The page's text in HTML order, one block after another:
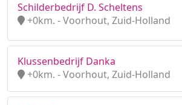
Schilderbedrijf D. Scheltens
+0km. - Voorhout, Zuid-Holland
Klussenbedrijf Danka
+0km. - Voorhout, Zuid-Holland